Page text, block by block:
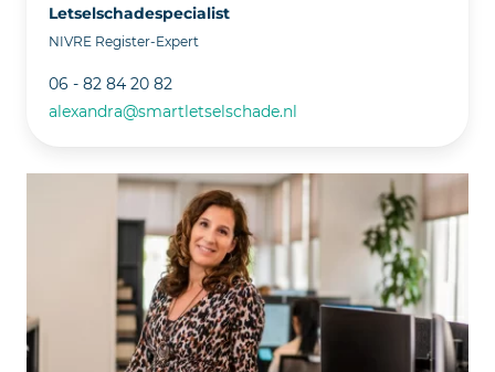
Letselschadespecialist
NIVRE Register-Expert
06 - 82 84 20 82
alexandra@smartletselschade.nl